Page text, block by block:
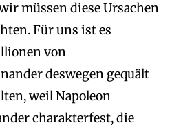
müssen diese Ursachen
Für uns ist es
von
deswegen gequält
weil Napoleon
charakterfest, die